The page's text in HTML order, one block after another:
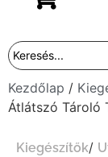
Kezdőlap /
Átlátszó Tároló
Kiegészítők/